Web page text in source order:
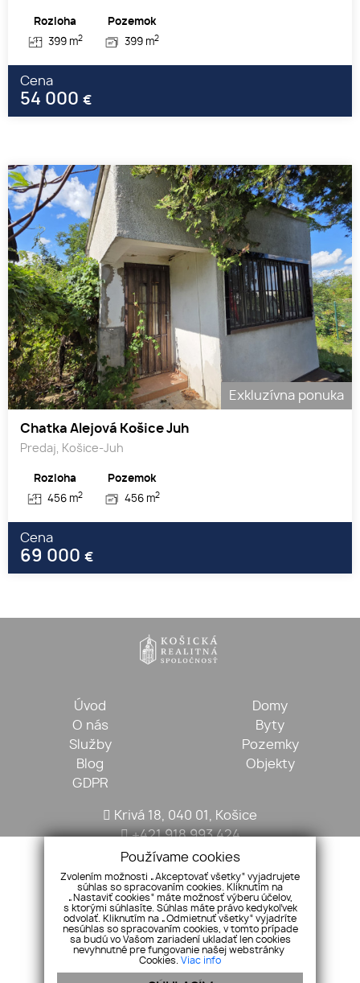
Rozloha
399 m2
Pozemok
399 m2
Cena
54 000 €
Exkluzívna ponuka
Chatka Alejová Košice Juh
Predaj, Košice-Juh
Rozloha
456 m2
Pozemok
456 m2
Cena
69 000 €
Úvod
O nás
Služby
Blog
GDPR
Domy
Byty
Pozemky
Objekty
Krivá 18, 040 01, Košice
+421 918 993 424
kosickarealitna@gmail.com
Používame cookies
Zvolením možnosti „Akceptovať všetky“ vyjadrujete
súhlas so spracovaním cookies. Kliknutím na
„Nastaviť cookies“ máte možnosť výberu účelov,
s ktorými súhlasíte. Súhlas máte právo kedykoľvek
odvolať. Kliknutím na „Odmietnuť všetky“ vyjadríte
nesúhlas so spracovaním cookies, v tomto prípade
sa budú vo Vašom zariadení ukladať len cookies
nevyhnutné pre fungovanie našej webstránky
Cookies. Viac info